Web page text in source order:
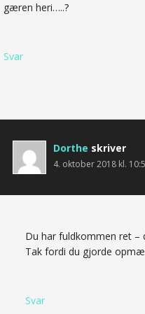
gæren heri…..?
Svar
Dorthe skriver
4. oktober 2018 kl.
Du har fuldkommen ret
Tak fordi du gjorde
Svar